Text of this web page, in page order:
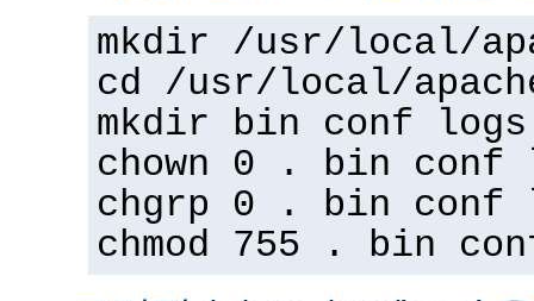
mkdir /usr/local/
cd /usr/local/
mkdir bin conf logs
chown 0 . bin conf
chgrp 0 . bin conf
chmod 755 . bin